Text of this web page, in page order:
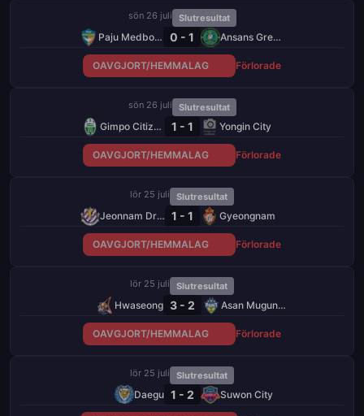
sön 26 juli Slutresultat
Paju Medborgare 0 - 1 Ansans Greeners
OAVGJORT/HEMMALAG Förlorade
sön 26 juli Slutresultat
Gimpo Citizens 1 - 1 Yongin City
OAVGJORT/HEMMALAG Förlorade
lör 25 juli Slutresultat
Jeonnam Dragons 1 - 1 Gyeongnam
OAVGJORT/HEMMALAG Förlorade
lör 25 juli Slutresultat
Hwaseong 3 - 2 Asan Mugunghwa
OAVGJORT/HEMMALAG Förlorade
lör 25 juli Slutresultat
Daegu 1 - 2 Suwon City